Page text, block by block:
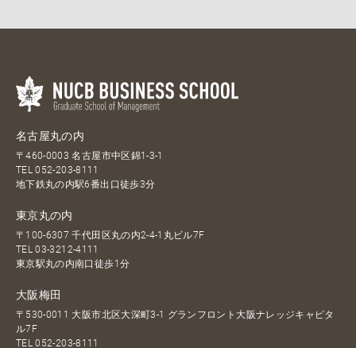
名古屋丸の内
〒460-0003 名古屋市中区錦1-3-1
TEL052-203-8111
地下鉄丸の内駅6番出口徒歩3分
東京丸の内
〒100-6307 千代田区丸の内2-4-1丸ビル7F
TEL03-3212-4111
東京駅丸の内南口徒歩1分
大阪梅田
〒530-0011 大阪市北区大深町3-1 グランフロント大阪ナレッジキャピタ
ル7F
TEL052-203-8111